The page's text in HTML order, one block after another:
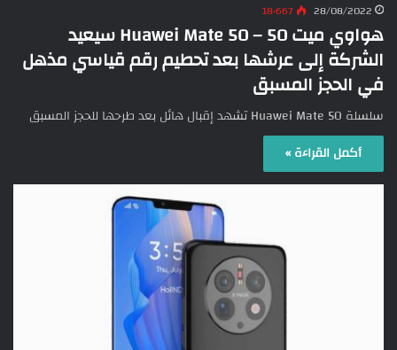
28/08/2022 18٬667
هواوي ميت 50 – Huawei Mate 50 سيعيد
الشركة إلى عرشها بعد تحطيم رقم قياسي مذهل
في الحجز المسبق
سلسلة Huawei Mate 50 تشهد إقبال هائل بعد طرحها للحجز المسبق
أكمل القراءة »